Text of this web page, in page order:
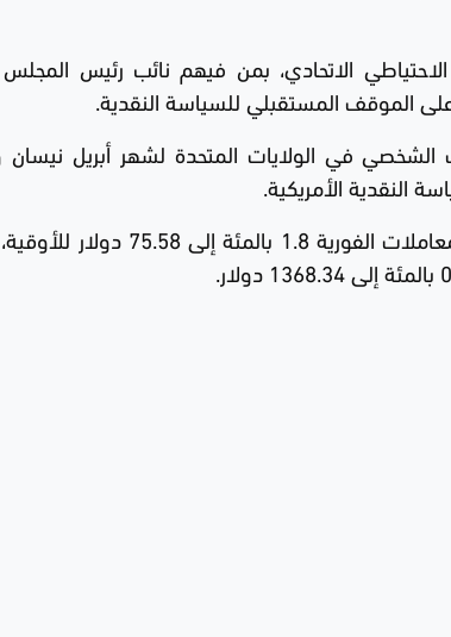
الاتحادي، بمن فيهم نائب رئيس
الموقف المستقبلي للسياسة النقدية.
في الولايات المتحدة لشهر أبريل نيسان
النقدية الأمريكية.
وبالنسبة للمعادن النفيسة الأخرى، هبطت الفضة في المعاملات الفورية